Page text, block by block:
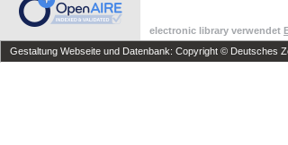
electronic library verwendet
Gestaltung Webseite und Datenbank: Copyright © Deutsches